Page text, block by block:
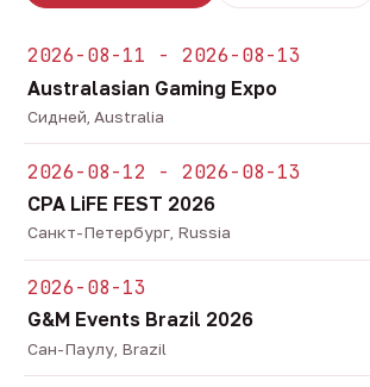
2026-08-11 - 2026-08-13
Australasian Gaming Expo
Сидней, Australia
2026-08-12 - 2026-08-13
CPA LiFE FEST 2026
Санкт-Петербург, Russia
2026-08-13
G&M Events Brazil 2026
Сан-Паулу, Brazil